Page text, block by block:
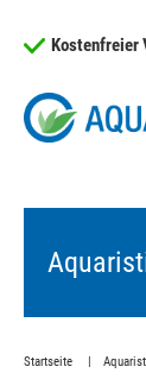
Kostenfreier
Startseite